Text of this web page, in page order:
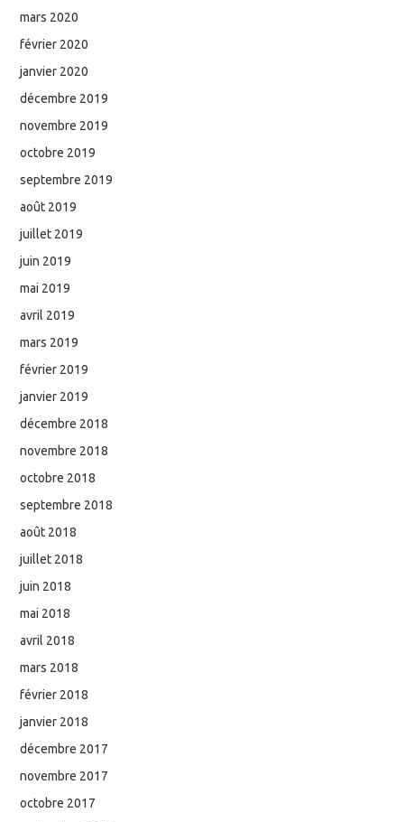
mars 2020
février 2020
janvier 2020
décembre 2019
novembre 2019
octobre 2019
septembre 2019
août 2019
juillet 2019
juin 2019
mai 2019
avril 2019
mars 2019
février 2019
janvier 2019
décembre 2018
novembre 2018
octobre 2018
septembre 2018
août 2018
juillet 2018
juin 2018
mai 2018
avril 2018
mars 2018
février 2018
janvier 2018
décembre 2017
novembre 2017
octobre 2017